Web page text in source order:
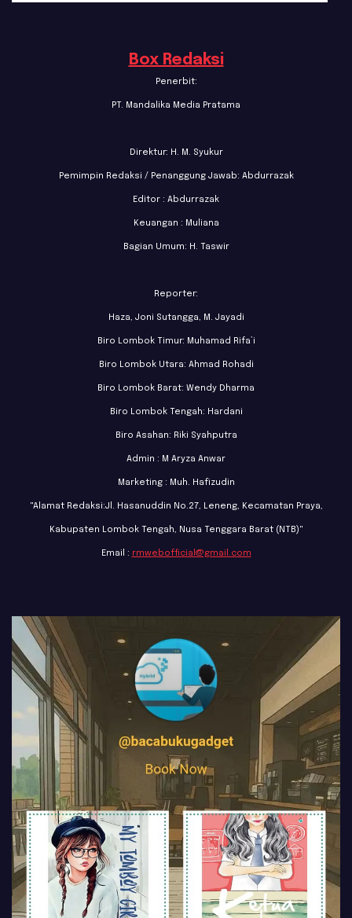
Box Redaksi
Penerbit:
PT. Mandalika Media Pratama
Direktur: H. M. Syukur
Pemimpin Redaksi / Penanggung Jawab: Abdurrazak
Editor : Abdurrazak
Keuangan : Muliana
Bagian Umum: H. Taswir
Reporter:
Haza, Joni Sutangga, M. Jayadi
Biro Lombok Timur: Muhamad Rifa’i
Biro Lombok Utara: Ahmad Rohadi
Biro Lombok Barat: Wendy Dharma
Biro Lombok Tengah: Hardani
Biro Asahan: Riki Syahputra
Admin : M Aryza Anwar
Marketing : Muh. Hafizudin
"Alamat Redaksi:Jl. Hasanuddin No.27, Leneng, Kecamatan Praya,
Kabupaten Lombok Tengah, Nusa Tenggara Barat (NTB)"
Email : rmwebofficial@gmail.com